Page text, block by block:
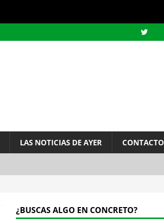
LAS NOTICIAS DE AYER CONTACTO
¿BUSCAS ALGO EN CONCRETO?